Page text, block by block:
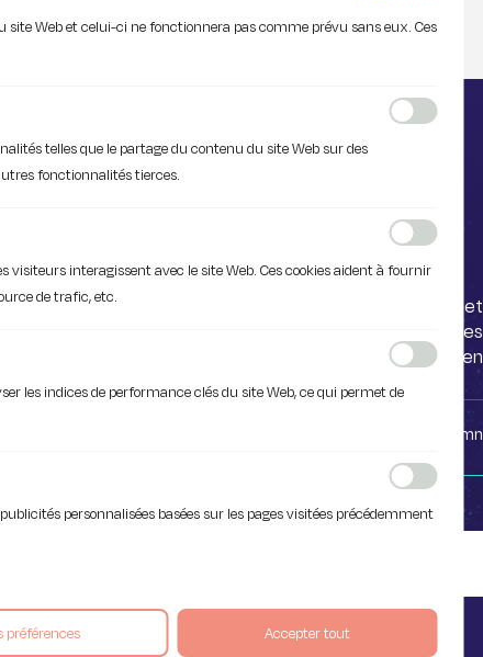
site Web et celui-ci ne fonctionnera pas comme prévu sans eux. Ces
telles que le partage du contenu du site Web sur des
fonctionnalités tierces.
interagissent avec le site Web. Ces cookies aident à fournir
de trafic, etc.
les indices de performance clés du site Web, ce qui permet de
personnalisées basées sur les pages visitées précédemment
préférences Accepter tout
Créer un message d’absence
C’est l’été ! Granitas, pétanque et
taboulé ! Chouette ! Durant les
vacances, nombreux sont ceux qui en
profitent pour ...
4 mn